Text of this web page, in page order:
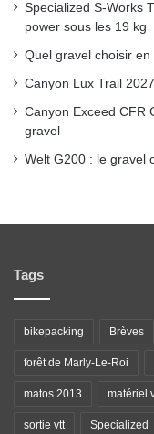
Specialized S-Works
power sous les 19 kg
Quel gravel choisir
Canyon Lux Trail
Canyon Exceed CFR
gravel
Welt G200 : le gravel
Tags
bikepacking Brèves
forêt de Marly-Le-Roi
matos 2013 matériel
sortie vtt Specialized